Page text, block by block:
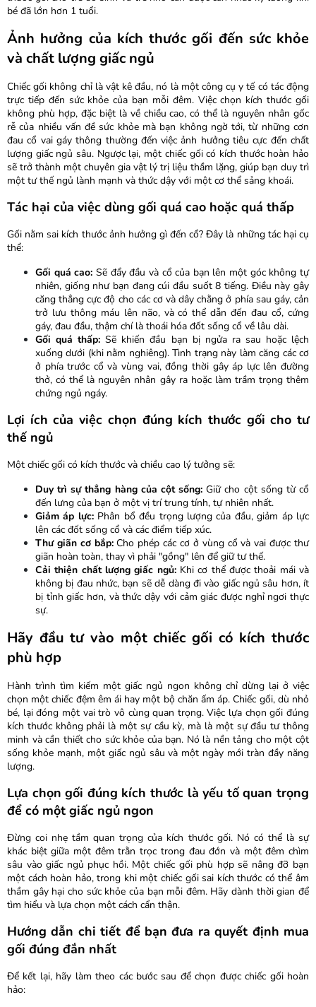
bé đã lớn hơn 1 tuổi.
Ảnh hưởng của kích thước gối đến sức khỏe
và chất lượng giấc ngủ
Chiếc gối không chỉ là vật kê đầu, nó là một công cụ y tế có tác động
trực tiếp đến sức khỏe của bạn mỗi đêm. Việc chọn kích thước gối
không phù hợp, đặc biệt là về chiều cao, có thể là nguyên nhân gốc
rễ của nhiều vấn đề sức khỏe mà bạn không ngờ tới, từ những cơn
đau cổ vai gáy thông thường đến việc ảnh hưởng tiêu cực đến chất
lượng giấc ngủ sâu. Ngược lại, một chiếc gối có kích thước hoàn hảo
sẽ trở thành một chuyên gia vật lý trị liệu thầm lặng, giúp bạn duy trì
một tư thế ngủ lành mạnh và thức dậy với một cơ thể sảng khoái.
Tác hại của việc dùng gối quá cao hoặc quá thấp
Gối nằm sai kích thước ảnh hưởng gì đến cổ? Đây là những tác hại cụ
thể:
Gối quá cao: Sẽ đẩy đầu và cổ của bạn lên một góc không tự
nhiên, giống như bạn đang cúi đầu suốt 8 tiếng. Điều này gây
căng thẳng cực độ cho các cơ và dây chằng ở phía sau gáy, cản
trở lưu thông máu lên não, và có thể dẫn đến đau cổ, cứng
gáy, đau đầu, thậm chí là thoái hóa đốt sống cổ về lâu dài.
Gối quá thấp: Sẽ khiến đầu bạn bị ngửa ra sau hoặc lệch
xuống dưới (khi nằm nghiêng). Tình trạng này làm căng các cơ
ở phía trước cổ và vùng vai, đồng thời gây áp lực lên đường
thở, có thể là nguyên nhân gây ra hoặc làm trầm trọng thêm
chứng ngủ ngáy.
Lợi ích của việc chọn đúng kích thước gối cho tư
thế ngủ
Một chiếc gối có kích thước và chiều cao lý tưởng sẽ:
Duy trì sự thẳng hàng của cột sống: Giữ cho cột sống từ cổ
đến lưng của bạn ở một vị trí trung tính, tự nhiên nhất.
Giảm áp lực:Phân bổ đều trọng lượng của đầu, giảm áp lực
lên các đốt sống cổ và các điểm tiếp xúc.
Thư giãn cơ bắp:Cho phép các cơ ở vùng cổ và vai được thư
giãn hoàn toàn, thay vì phải "gồng" lên để giữ tư thế.
Cải thiện chất lượng giấc ngủ:Khi cơ thể được thoải mái và
không bị đau nhức, bạn sẽ dễ dàng đi vào giấc ngủ sâu hơn, ít
bị tỉnh giấc hơn, và thức dậy với cảm giác được nghỉ ngơi thực
sự.
Hãy đầu tư vào một chiếc gối có kích thước
phù hợp
Hành trình tìm kiếm một giấc ngủ ngon không chỉ dừng lại ở việc
chọn một chiếc đệm êm ái hay một bộ chăn ấm áp. Chiếc gối, dù nhỏ
bé, lại đóng một vai trò vô cùng quan trọng. Việc lựa chọn gối đúng
kích thước không phải là một sự cầu kỳ, mà là một sự đầu tư thông
minh và cần thiết cho sức khỏe của bạn. Nó là nền tảng cho một cột
sống khỏe mạnh, một giấc ngủ sâu và một ngày mới tràn đầy năng
lượng.
Lựa chọn gối đúng kích thước là yếu tố quan trọng
để có một giấc ngủ ngon
Đừng coi nhẹ tầm quan trọng của kích thước gối. Nó có thể là sự
khác biệt giữa một đêm trằn trọc trong đau đớn và một đêm chìm
sâu vào giấc ngủ phục hồi. Một chiếc gối phù hợp sẽ nâng đỡ bạn
một cách hoàn hảo, trong khi một chiếc gối sai kích thước có thể âm
thầm gây hại cho sức khỏe của bạn mỗi đêm. Hãy dành thời gian để
tìm hiểu và lựa chọn một cách cẩn thận.
Hướng dẫn chi tiết để bạn đưa ra quyết định mua
gối đúng đắn nhất
Để kết lại, hãy làm theo các bước sau để chọn được chiếc gối hoàn
hảo: